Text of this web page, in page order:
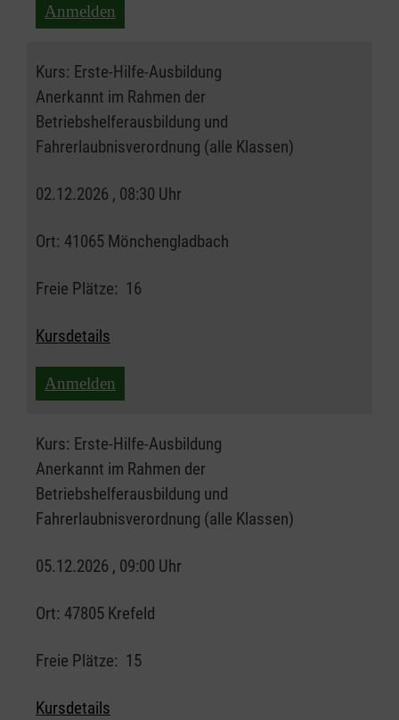
Anmelden
Kurs: Erste-Hilfe-Ausbildung
Anerkannt im Rahmen der
Betriebshelferausbildung und
Fahrerlaubnisverordnung (alle Klassen)
02.12.2026 , 08:30 Uhr
Ort: 41065 Mönchengladbach
Freie Plätze: 16
Kursdetails
Anmelden
Kurs: Erste-Hilfe-Ausbildung
Anerkannt im Rahmen der
Betriebshelferausbildung und
Fahrerlaubnisverordnung (alle Klassen)
05.12.2026 , 09:00 Uhr
Ort: 47805 Krefeld
Freie Plätze: 15
Kursdetails